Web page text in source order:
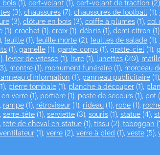
bois(1), cerf-volant (1), cerf-volant de traction
(3), chaussures(7), chaussures de football(1),
(3), clôture en bois(3), coiffe à plumes(1), col
(1), crochet (1), croix(1), débris(1), demi citron (1),
feuille(1), feuille morte(2), feuilles de salade(1),
(1), gamelle(1), garde-corps(1), gratte-ciel(1),
levier de vitesse(1), livre(1), lunettes(20),
montre(1), monument funéraire(1), morceau
d'information (1), panneau publicitaire(1),
pierre tombale(1), planche à découper(1),
verre(1), portière(1), poste de secours(1), pot
rampe(1), rétroviseur(1), rideau(1), robe(1),
serre-tête(1), serviette(3), souris(1), statue(4),
tête de cheval en statue(1), tissu(2), toboggan
ventilateur(1), verre(2), verre à pied (1), veste(5),